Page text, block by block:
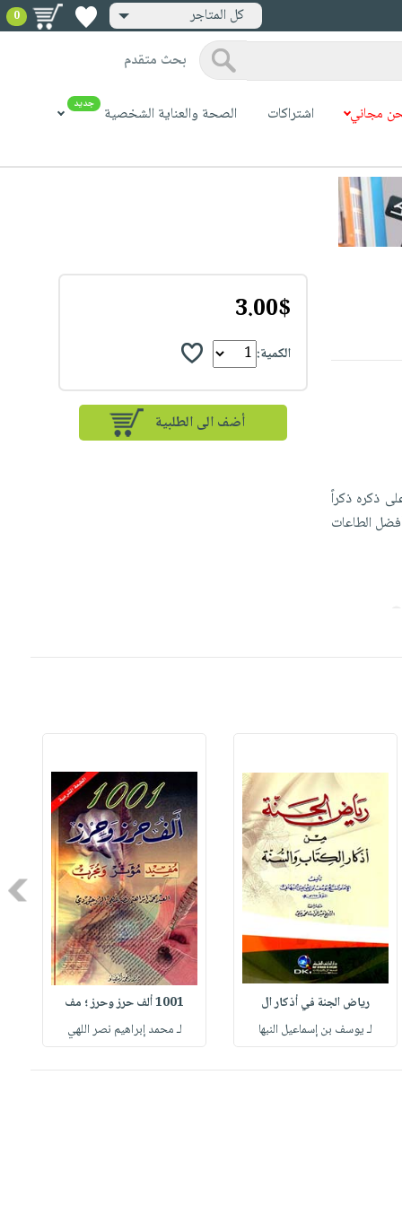
كل المتاجر 0
بحث متقدم
مجاني اشتراكات الصحة والعناية الشخصية جديد
ذكره ذكراً
الطاعات
3.00$
الكمية:
أضف الى الطلبية
رياض الجنة في أذكار ال
لـ يوسف بن إسماعيل النبها
1001 ألف حرز وحرز ؛ مف
لـ محمد إبراهيم نصر اللهي